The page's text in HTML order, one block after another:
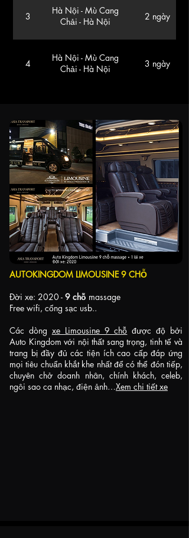
3
Hà Nội - Mù Cang
Chải - Hà Nội
2 ngày
4
Hà Nội - Mù Cang
Chải - Hà Nội
3 ngày
6
Hà Nội- Hà Giang -
Hà Nội
2 ngày
7
Hà Nội - Bình Liêu
(Quảng Ninh) - Hà
Nội 2 Ngày
2 ngày
8
Hà Nội - Mù Cang
Chải
1 chiều
9
Hà Nội - Cao Bằng -
Hà Nội
10
Hà Nội - Cao Bằng -
Hà Nội
2 ngày
Hà Nội - đền Ông
Bảy - Đến Cô Tân An -
1 ngày
AUTOKINGDOM LIMOUSINE 9 CHỖ
Đời xe: 2020 - 9 chỗ massage
Free wifi, cổng sạc usb..
Các dòng xe Limousine 9 chỗ được độ bởi
Auto Kingdom với nội thất sang trọng, tinh tế và
trang bị đầy đủ các tiện ích cao cấp đáp ứng
mọi tiêu chuẩn khắt khe nhất để có thể đón tiếp,
chuyên chở doanh nhân, chính khách, celeb,
ngôi sao ca nhạc, điện ảnh…Xem chi tiết xe